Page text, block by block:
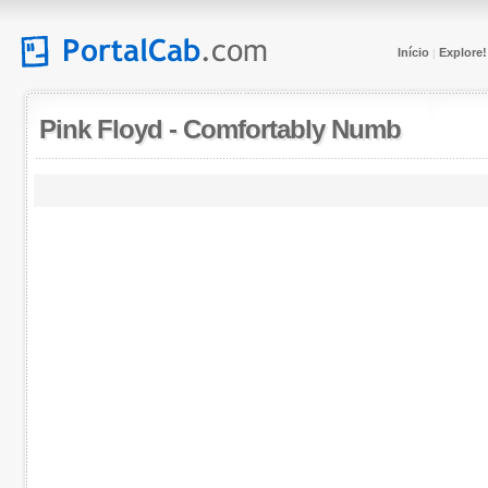
Início| Explore!
Pink Floyd - Comfortably Numb